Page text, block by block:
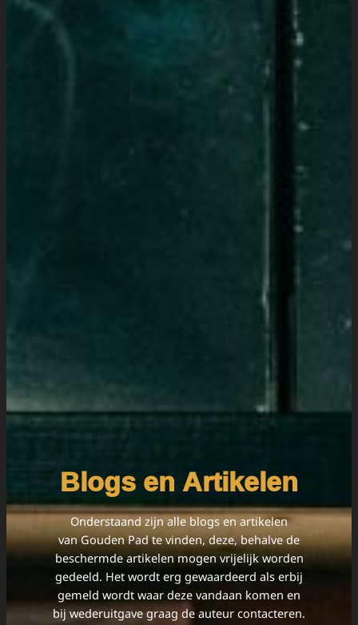
Blogs en Artikelen
Onderstaand zijn alle blogs en artikelen
van Gouden Pad te vinden, deze, behalve de
beschermde artikelen mogen vrijelijk worden
gedeeld. Het wordt erg gewaardeerd als erbij
gemeld wordt waar deze vandaan komen en
bij wederuitgave graag de auteur contacteren.